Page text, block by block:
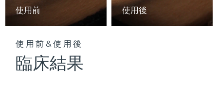
使用前 使用後
使用前&使用後
臨床結果
馬爾他 預計送達日期
墨西哥 預計送達日期8/13/26
摩納哥
荷蘭